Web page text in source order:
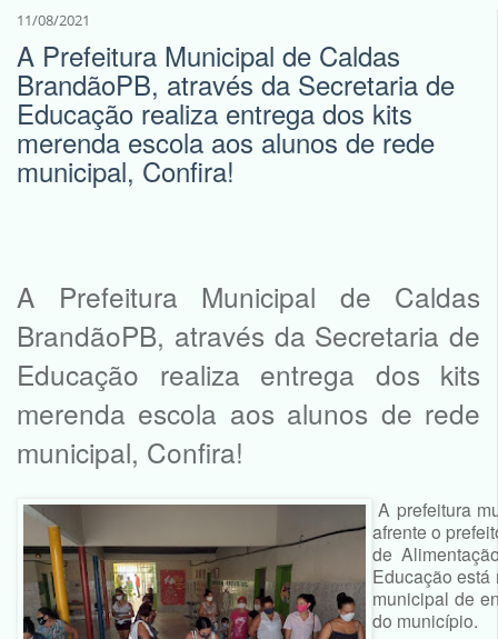
11/08/2021
A Prefeitura Municipal de Caldas
BrandãoPB, através da Secretaria de
Educação realiza entrega dos kits
merenda escola aos alunos de rede
municipal, Confira!
A Prefeitura Municipal de Caldas
BrandãoPB, através da Secretaria de
Educação realiza entrega dos kits
merenda escola aos alunos de rede
municipal, Confira!
A prefeitura
afrente o
de
Educação
municipal de
do município.